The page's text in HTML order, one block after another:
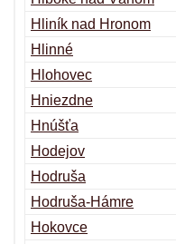
Hliník nad Hronom
Hlinné
Hlohovec
Hniezdne
Hnúšťa
Hodejov
Hodruša
Hodruša-Hámre
Hokovce